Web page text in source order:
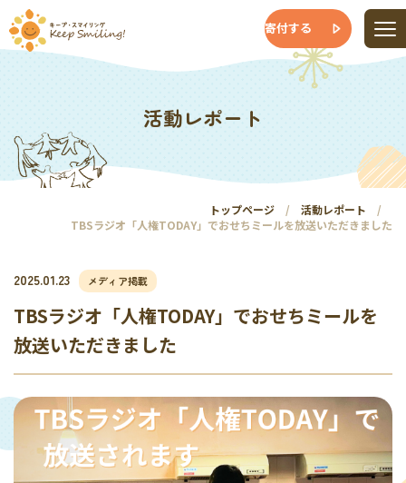
寄付する
活動レポート
トップページ
活動レポート
TBSラジオ「人権TODAY」でおせちミールを放送いただきました
2025.01.23 メディア掲載
TBSラジオ「人権TODAY」でおせちミールを
放送いただきました